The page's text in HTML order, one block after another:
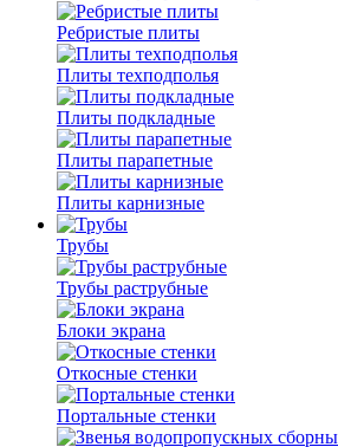
Ребристые плиты
Плиты техподполья
Плиты подкладные
Плиты парапетные
Плиты карнизные
Трубы
Трубы раструбные
Блоки экрана
Откосные стенки
Портальные стенки